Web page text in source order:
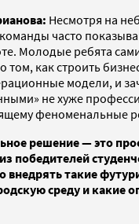
Несмотря на
часто
Молодые ребята
как строить
модели, и
не хуже
феноменальные
решение — это
победителей
такие
среду и какие